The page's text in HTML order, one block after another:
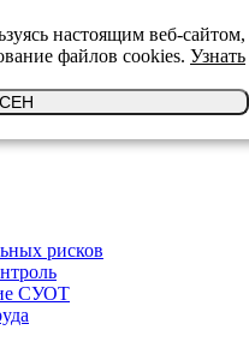
рисков
СУОТ
настоящим веб-сайтом,
файлов cookies. Узнать